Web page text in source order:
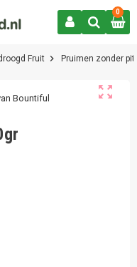
0
Fruit chevron_right Pruimen zonder pit
zoom_out_map